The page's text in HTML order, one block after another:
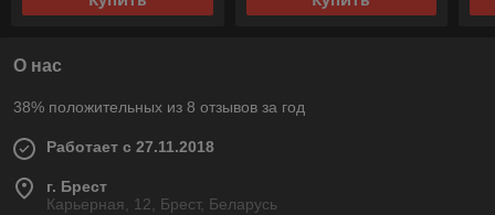
О нас
38% положительных из 8 отзывов за год
Работает с 27.11.2018
г. Брест
Карьерная, 12, Брест, Беларусь